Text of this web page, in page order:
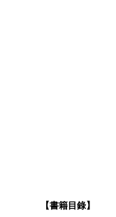
【書籍目錄】